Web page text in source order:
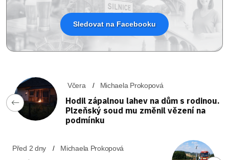
Sledovat na Facebooku
Včera Michaela Prokopová
Hodil zápalnou lahev na dům s rodinou.
Plzeňský soud mu změnil vězení na
podmínku
Před 2 dny Michaela Prokopová